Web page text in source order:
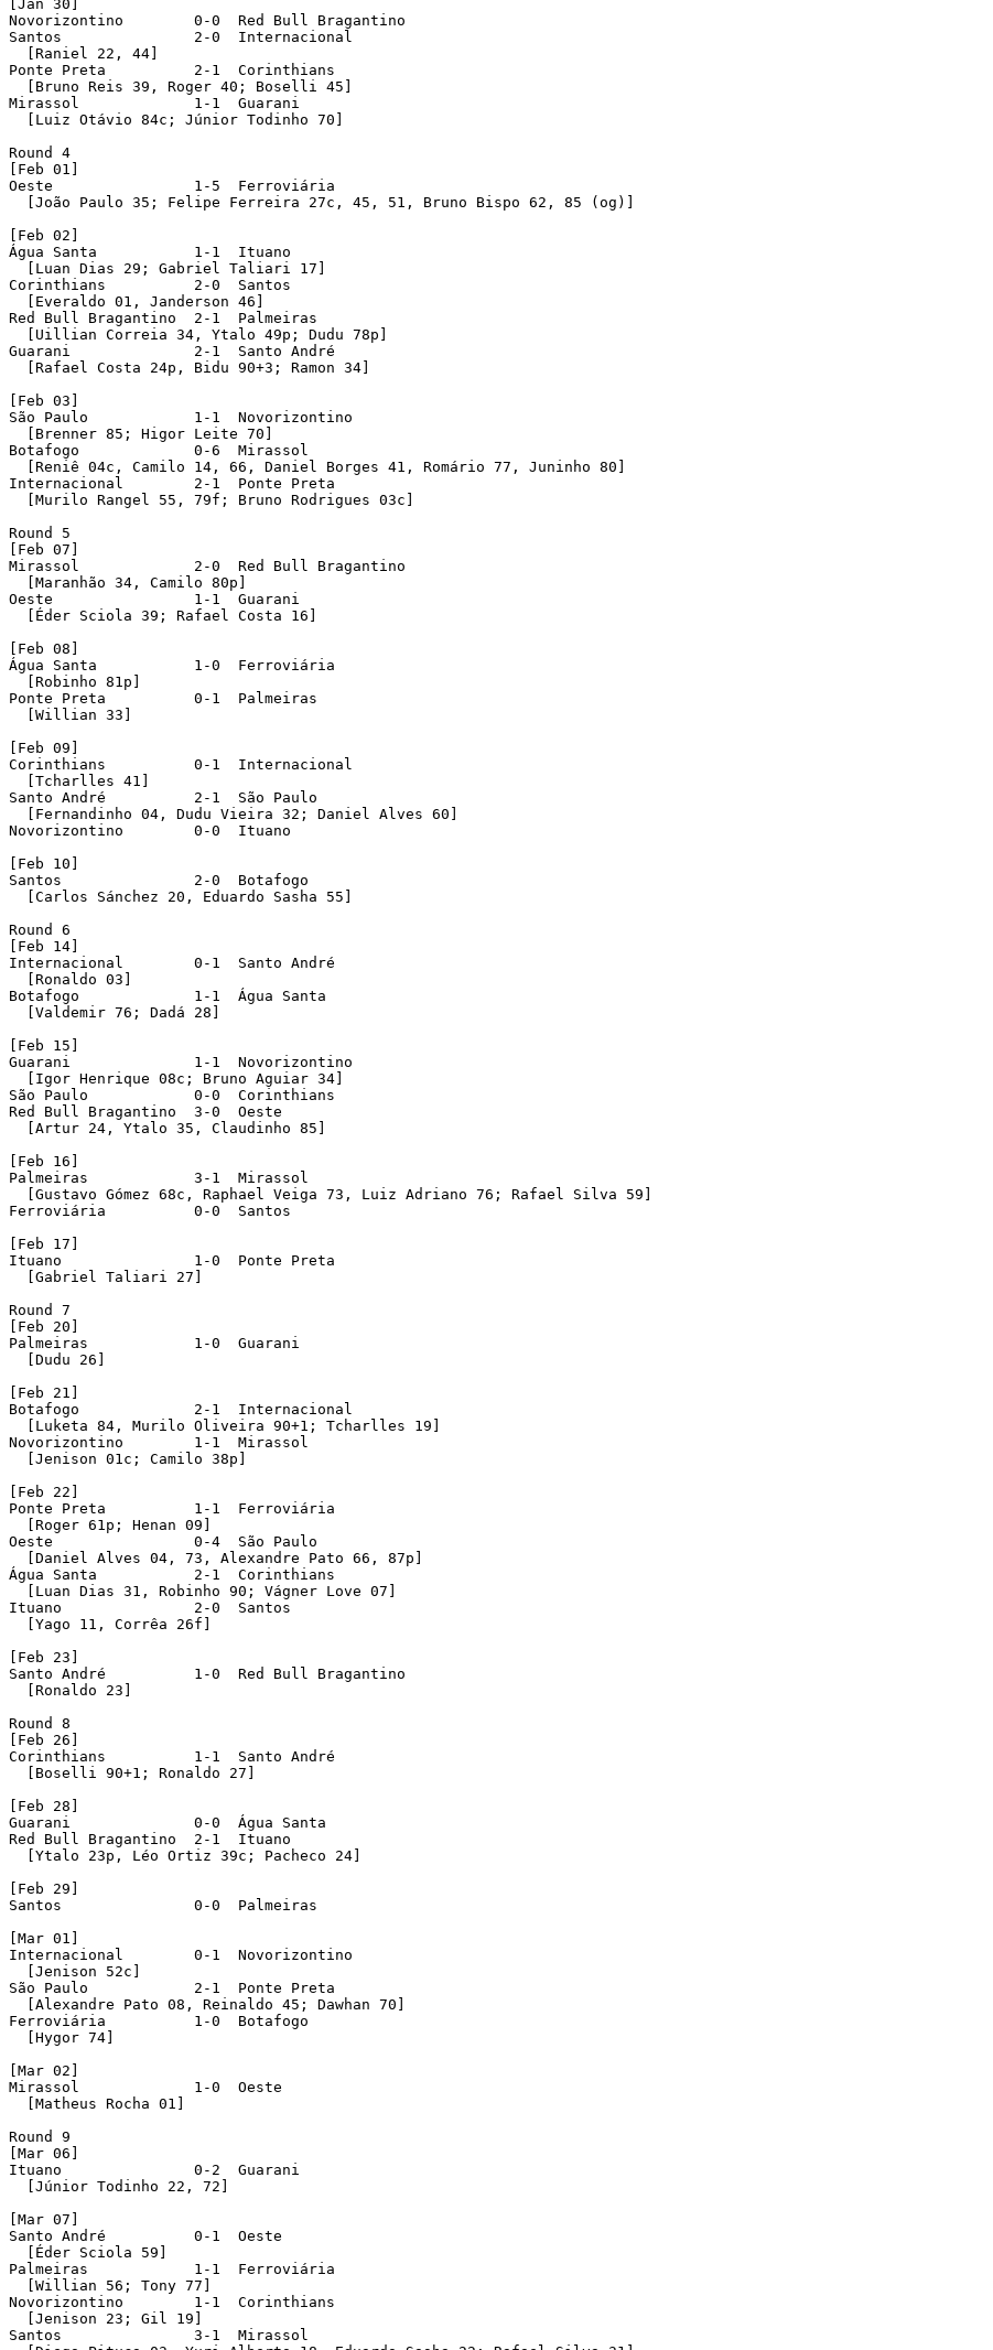
[Jan 30]
Novorizontino        0-0  Red Bull Bragantino
Santos               2-0  Internacional
  [Raniel 22, 44]
Ponte Preta          2-1  Corinthians
  [Bruno Reis 39, Roger 40; Boselli 45]
Mirassol             1-1  Guarani
  [Luiz Otávio 84c; Júnior Todinho 70]
Round 4
[Feb 01]
Oeste                1-5  Ferroviária
  [João Paulo 35; Felipe Ferreira 27c, 45, 51, Bruno Bispo 62, 85 (og)]
[Feb 02]
Água Santa           1-1  Ituano
  [Luan Dias 29; Gabriel Taliari 17]
Corinthians          2-0  Santos
  [Everaldo 01, Janderson 46]
Red Bull Bragantino  2-1  Palmeiras
  [Uillian Correia 34, Ytalo 49p; Dudu 78p]
Guarani              2-1  Santo André
  [Rafael Costa 24p, Bidu 90+3; Ramon 34]
[Feb 03]
São Paulo            1-1  Novorizontino
  [Brenner 85; Higor Leite 70]
Botafogo             0-6  Mirassol
  [Reniê 04c, Camilo 14, 66, Daniel Borges 41, Romário 77, Juninho 80]
Internacional        2-1  Ponte Preta
  [Murilo Rangel 55, 79f; Bruno Rodrigues 03c]
Round 5
[Feb 07]
Mirassol             2-0  Red Bull Bragantino
  [Maranhão 34, Camilo 80p]
Oeste                1-1  Guarani
  [Éder Sciola 39; Rafael Costa 16]
[Feb 08]
Água Santa           1-0  Ferroviária
  [Robinho 81p]
Ponte Preta          0-1  Palmeiras
  [Willian 33]
[Feb 09]
Corinthians          0-1  Internacional
  [Tcharlles 41]
Santo André          2-1  São Paulo
  [Fernandinho 04, Dudu Vieira 32; Daniel Alves 60]
Novorizontino        0-0  Ituano
[Feb 10]
Santos               2-0  Botafogo
  [Carlos Sánchez 20, Eduardo Sasha 55]
Round 6
[Feb 14]
Internacional        0-1  Santo André
  [Ronaldo 03]
Botafogo             1-1  Água Santa
  [Valdemir 76; Dadá 28]
[Feb 15]
Guarani              1-1  Novorizontino
  [Igor Henrique 08c; Bruno Aguiar 34]
São Paulo            0-0  Corinthians
Red Bull Bragantino  3-0  Oeste
  [Artur 24, Ytalo 35, Claudinho 85]
[Feb 16]
Palmeiras            3-1  Mirassol
  [Gustavo Gómez 68c, Raphael Veiga 73, Luiz Adriano 76; Rafael Silva 59]
Ferroviária          0-0  Santos
[Feb 17]
Ituano               1-0  Ponte Preta
  [Gabriel Taliari 27]
Round 7
[Feb 20]
Palmeiras            1-0  Guarani
  [Dudu 26]
[Feb 21]
Botafogo             2-1  Internacional
  [Luketa 84, Murilo Oliveira 90+1; Tcharlles 19]
Novorizontino        1-1  Mirassol
  [Jenison 01c; Camilo 38p]
[Feb 22]
Ponte Preta          1-1  Ferroviária
  [Roger 61p; Henan 09]
Oeste                0-4  São Paulo
  [Daniel Alves 04, 73, Alexandre Pato 66, 87p]
Água Santa           2-1  Corinthians
  [Luan Dias 31, Robinho 90; Vágner Love 07]
Ituano               2-0  Santos
  [Yago 11, Corrêa 26f]
[Feb 23]
Santo André          1-0  Red Bull Bragantino
  [Ronaldo 23]
Round 8
[Feb 26]
Corinthians          1-1  Santo André
  [Boselli 90+1; Ronaldo 27]
[Feb 28]
Guarani              0-0  Água Santa
Red Bull Bragantino  2-1  Ituano
  [Ytalo 23p, Léo Ortiz 39c; Pacheco 24]
[Feb 29]
Santos               0-0  Palmeiras
[Mar 01]
Internacional        0-1  Novorizontino
  [Jenison 52c]
São Paulo            2-1  Ponte Preta
  [Alexandre Pato 08, Reinaldo 45; Dawhan 70]
Ferroviária          1-0  Botafogo
  [Hygor 74]
[Mar 02]
Mirassol             1-0  Oeste
  [Matheus Rocha 01]
Round 9
[Mar 06]
Ituano               0-2  Guarani
  [Júnior Todinho 22, 72]
[Mar 07]
Santo André          0-1  Oeste
  [Éder Sciola 59]
Palmeiras            1-1  Ferroviária
  [Willian 56; Tony 77]
Novorizontino        1-1  Corinthians
  [Jenison 23; Gil 19]
Santos               3-1  Mirassol